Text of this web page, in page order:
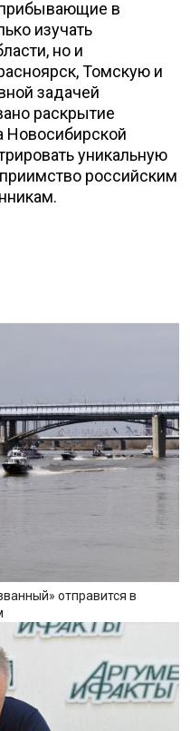
прибывающие в
изучать
но и
Томскую и
задачей
раскрытие
Новосибирской
уникальную
российским
отправится в